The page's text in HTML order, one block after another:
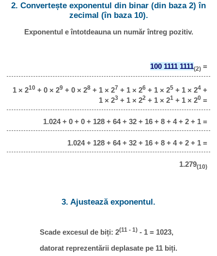
2. Convertește exponentul din binar (din baza 2) în
zecimal (în baza 10).
Exponentul e întotdeauna un număr întreg pozitiv.
100 1111 1111(2)=
1 × 210+ 0 × 29+ 0 × 28+ 1 × 27 + 1 × 26+ 1 × 25+ 1 × 24+
1 × 23+ 1 × 22+ 1 × 21+ 1 × 20=
1.024 + 0 + 0 + 128 + 64 + 32 + 16 + 8 + 4 + 2 + 1 =
1.024 + 128 + 64 + 32 + 16 + 8 + 4 + 2 + 1 =
1.279(10)
3. Ajustează exponentul.
Scade excesul de biți: 2(11 - 1) - 1 = 1023,
datorat reprezentării deplasate pe 11 biți.